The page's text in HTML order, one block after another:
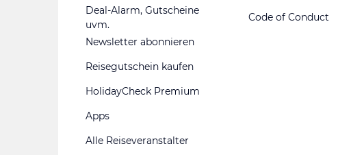
Deal-Alarm, Gutscheine
uvm.
Newsletter abonnieren
Reisegutschein kaufen
HolidayCheck Premium
Apps
Alle Reiseveranstalter
Code of Conduct